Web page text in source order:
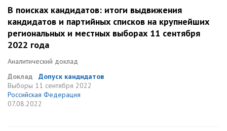
В поисках кандидатов: итоги выдвижения
кандидатов и партийных списков на крупнейших
региональных и местных выборах 11 сентября
2022 года
Аналитический доклад
Доклад
Допуск кандидатов
Выборы 11 сентября 2022
Российская Федерация
07.08.2022